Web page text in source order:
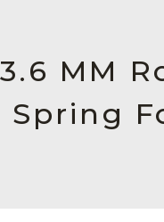
MM